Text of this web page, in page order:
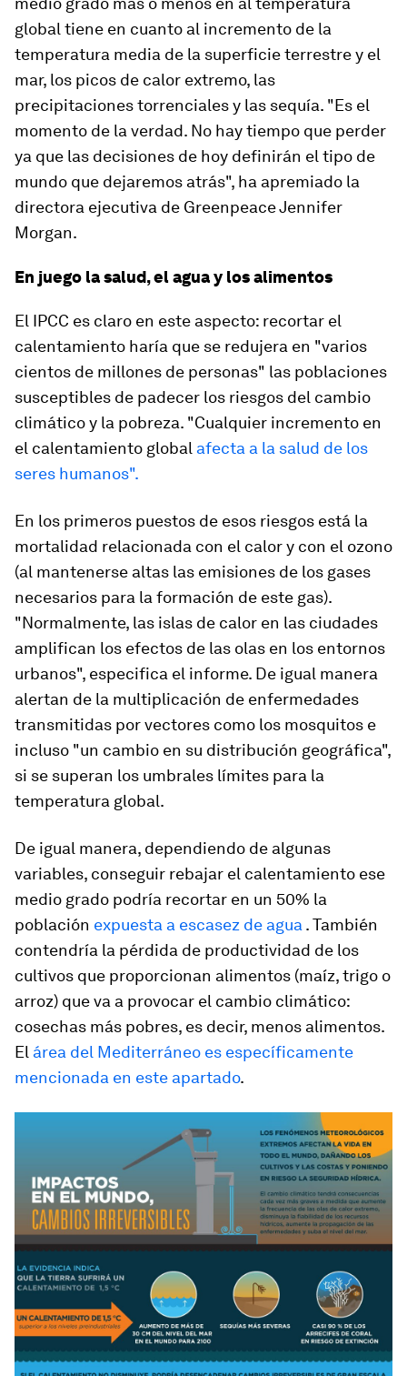
global tiene en cuanto al incremento de la
temperatura media de la superficie terrestre y el
mar, los picos de calor extremo, las
precipitaciones torrenciales y las sequía. "Es el
momento de la verdad. No hay tiempo que perder
ya que las decisiones de hoy definirán el tipo de
mundo que dejaremos atrás", ha apremiado la
directora ejecutiva de Greenpeace Jennifer
Morgan.
En juego la salud, el agua y los alimentos
El IPCC es claro en este aspecto: recortar el
calentamiento haría que se redujera en "varios
cientos de millones de personas" las poblaciones
susceptibles de padecer los riesgos del cambio
climático y la pobreza. "Cualquier incremento en
el calentamiento global afecta a la salud de los
seres humanos".
En los primeros puestos de esos riesgos está la
mortalidad relacionada con el calor y con el ozono
(al mantenerse altas las emisiones de los gases
necesarios para la formación de este gas).
"Normalmente, las islas de calor en las ciudades
amplifican los efectos de las olas en los entornos
urbanos", especifica el informe. De igual manera
alertan de la multiplicación de enfermedades
transmitidas por vectores como los mosquitos e
incluso "un cambio en su distribución geográfica",
si se superan los umbrales límites para la
temperatura global.
De igual manera, dependiendo de algunas
variables, conseguir rebajar el calentamiento ese
medio grado podría recortar en un 50% la
población expuesta a escasez de agua . También
contendría la pérdida de productividad de los
cultivos que proporcionan alimentos (maíz, trigo o
arroz) que va a provocar el cambio climático:
cosechas más pobres, es decir, menos alimentos.
El área del Mediterráneo es específicamente
mencionada en este apartado.